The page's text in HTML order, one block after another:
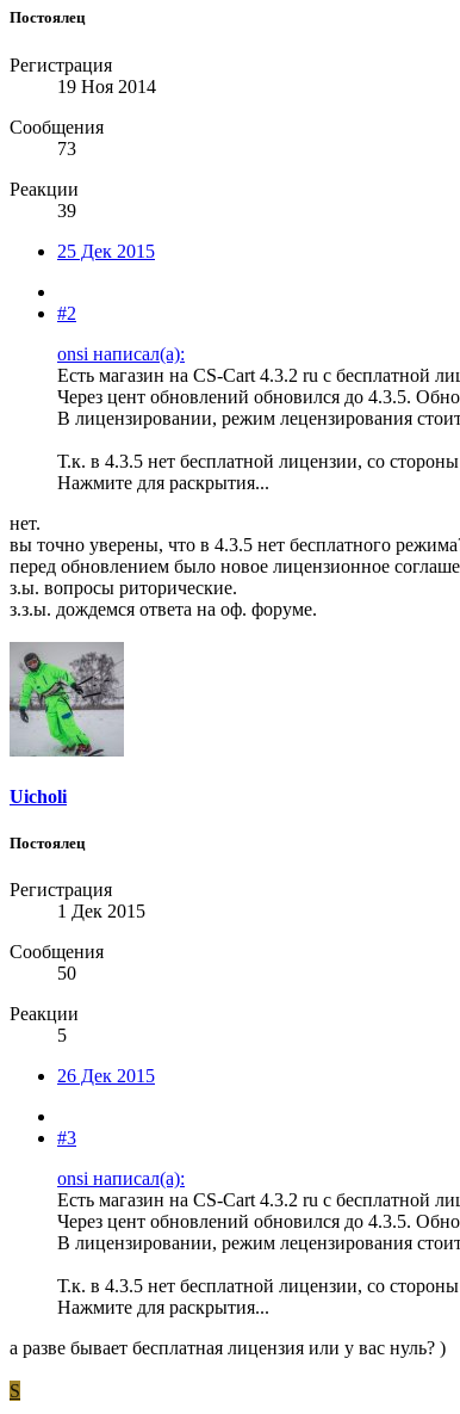
Постоялец
Регистрация
19 Ноя 2014
Сообщения
73
Реакции
39
25 Дек 2015
#2
onsi написал(а):
Есть магазин на CS-Cart 4.3.2 ru с бесплатной
Через цент обновлений обновился до 4.3.5.
В лицензировании, режим лецензирования
Т.к. в 4.3.5 нет бесплатной лицензии, со
Нажмите для раскрытия...
нет.
вы точно уверены, что в 4.3.5 нет бесплатного
перед обновлением было новое лицензионное
з.ы. вопросы риторические.
з.з.ы. дождемся ответа на оф. форуме.
Uicholi
Постоялец
Регистрация
1 Дек 2015
Сообщения
50
Реакции
5
26 Дек 2015
#3
onsi написал(а):
Есть магазин на CS-Cart 4.3.2 ru с бесплатной
Через цент обновлений обновился до 4.3.5.
В лицензировании, режим лецензирования
Т.к. в 4.3.5 нет бесплатной лицензии, со
Нажмите для раскрытия...
а разве бывает бесплатная лицензия или у вас нуль? )
S